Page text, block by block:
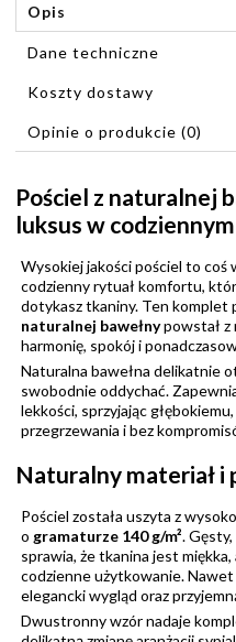
Opis
Dane techniczne
Koszty dostawy
Cena nie zawiera
Opinie o produkcie (0)
Pościel z naturalnej
luksus w
Wysokiej jakości pościel to coś
codzienny rytuał komfortu,
dotykasz tkaniny. Ten komplet
naturalnej bawełnypowstał z
harmonię, spokój i
Naturalna bawełna delikatnie
swobodnie oddychać.
lekkości, sprzyjając
przegrzewania i bez
Naturalny materiał i
Pościel została uszyta z
o gramaturze 140 g/m².
sprawia, że tkanina jest
codzienne użytkowanie.
elegancki wygląd oraz
Dwustronny wzór nadaje